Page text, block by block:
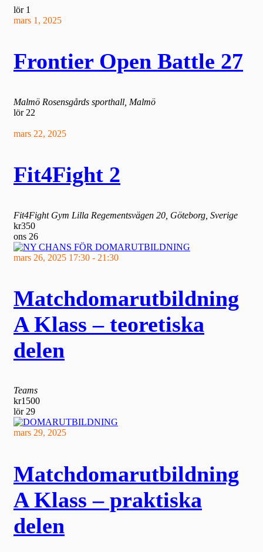
lör 1
mars 1, 2025
Frontier Open Battle 27
Malmö Rosensgårds sporthall, Malmö
lör 22
mars 22, 2025
Fit4Fight 2
Fit4Fight Gym Lilla Regementsvägen 20, Göteborg, Sverige
kr350
ons 26
mars 26, 2025 17:30 - 21:30
Matchdomarutbildning
A Klass – teoretiska
delen
Teams
kr1500
lör 29
mars 29, 2025
Matchdomarutbildning
A Klass – praktiska
delen